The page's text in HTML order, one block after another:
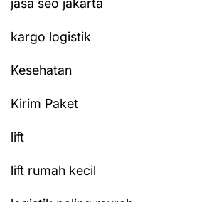
jasa seo jakarta
kargo logistik
Kesehatan
Kirim Paket
lift
lift rumah kecil